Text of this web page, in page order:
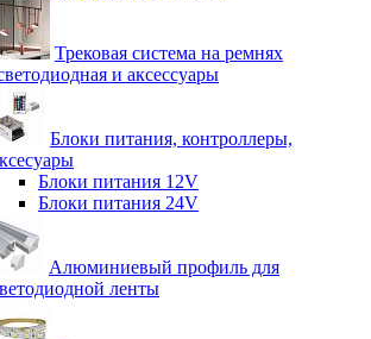
Трековая система на ремнях
и аксессуары
Блоки питания, контроллеры,
Блоки питания 12V
Блоки питания 24V
Алюминиевый профиль для
ленты